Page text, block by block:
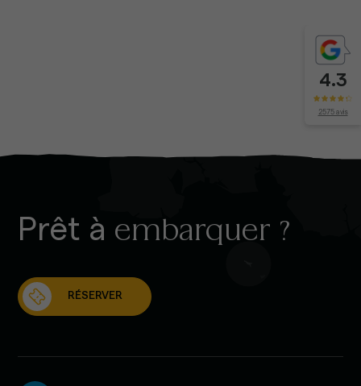
4.3
2575 avis
Prêt à embarquer ?
RÉSERVER